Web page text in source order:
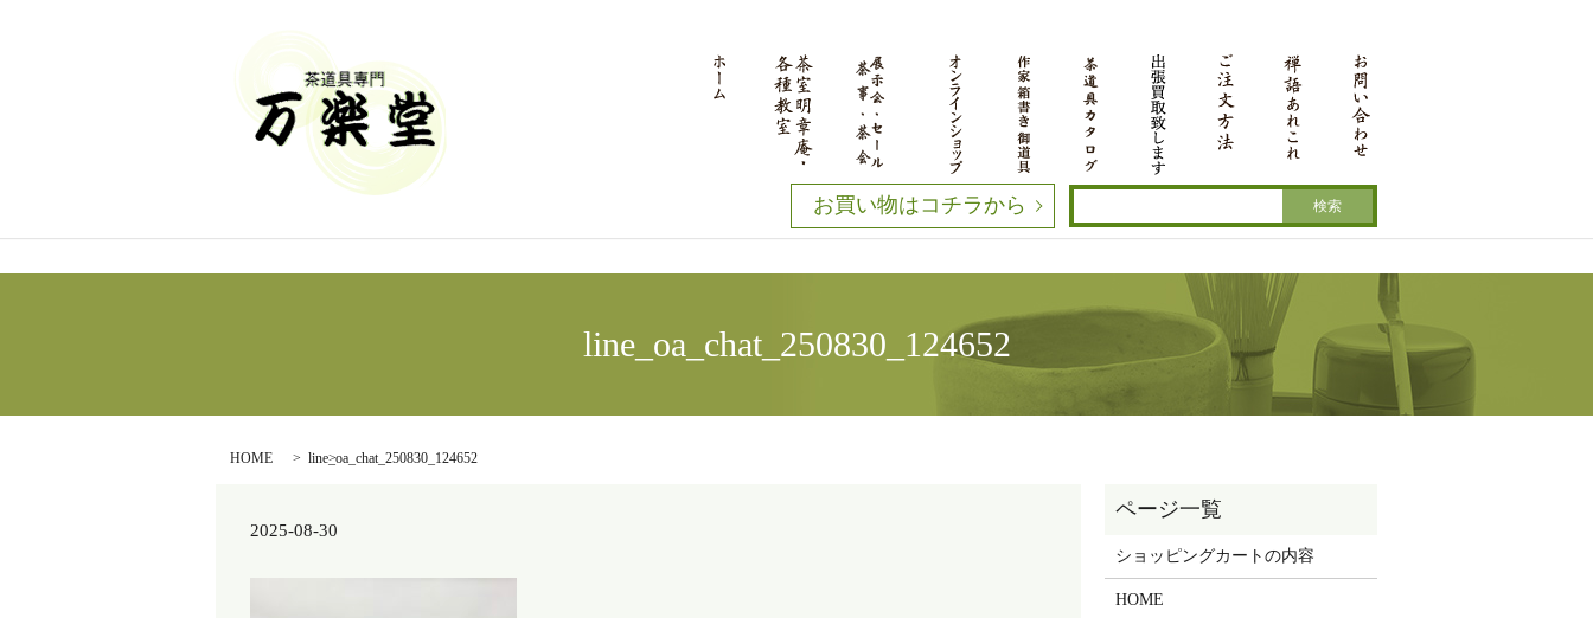
お買い物はコチラから
line_oa_chat_250830_124652
HOME line_oa_chat_250830_124652
2025-08-30
ショッピングカートの内容
HOME